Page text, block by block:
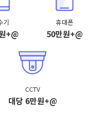
기
+@
휴대폰
50만원+@
CCTV
대당 6만원+@